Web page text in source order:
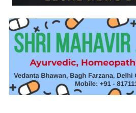
कानून राजतक